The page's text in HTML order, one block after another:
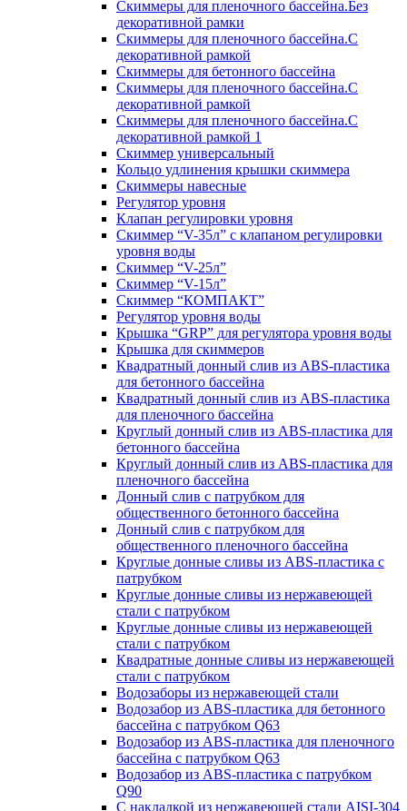
Скиммеры для пленочного бассейна.Без
декоративной рамки
Скиммеры для пленочного бассейна.С
декоративной рамкой
Скиммеры для бетонного бассейна
Скиммеры для пленочного бассейна.С
декоративной рамкой
Скиммеры для пленочного бассейна.С
декоративной рамкой 1
Скиммер универсальный
Кольцо удлинения крышки скиммера
Скиммеры навесные
Регулятор уровня
Клапан регулировки уровня
Скиммер “V-35л” с клапаном регулировки
уровня воды
Скиммер “V-25л”
Скиммер “V-15л”
Скиммер “КОМПАКТ”
Регулятор уровня воды
Крышка “GRP” для регулятора уровня воды
Крышка для скиммеров
Квадратный донный слив из ABS-пластика
для бетонного бассейна
Квадратный донный слив из ABS-пластика
для пленочного бассейна
Круглый донный слив из ABS-пластика для
бетонного бассейна
Круглый донный слив из ABS-пластика для
пленочного бассейна
Донный слив с патрубком для
общественного бетонного бассейна
Донный слив с патрубком для
общественного пленочного бассейна
Круглые донные сливы из ABS-пластика с
патрубком
Круглые донные сливы из нержавеющей
стали с патрубком
Круглые донные сливы из нержавеющей
стали с патрубком
Квадратные донные сливы из нержавеющей
стали с патрубком
Водозаборы из нержавеющей стали
Водозабор из ABS-пластика для бетонного
бассейна с патрубком Q63
Водозабор из ABS-пластика для пленочного
бассейна с патрубком Q63
Водозабор из ABS-пластика с патрубком
Q90
С накладкой из нержавеющей стали AISI-304